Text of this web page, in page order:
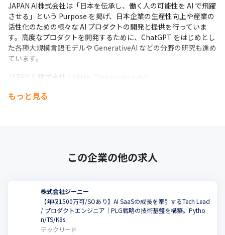
JAPAN AI株式会社は「日本を伝承し、働く人の可能性を AI で飛躍
させる」という Purpose を掲げ、日本企業の生産性向上や産業の
活性化のための様々な AI プロダクトの開発と提供を行っていま
す。高度なプロダクトを開発するために、ChatGPT をはじめとし
た各種大規模言語モデルや GenerativeAI などの分野の研究も進め
ています。
JAPAN AI株式会社：https://japan-ai.co.jp/
もっと見る
この企業の他の求人
株式会社ジーニー
【年収1500万可/SOあり】AI SaaSの成長を牽引するTech Lead
/ プロダクトエンジニア｜PLG戦略の技術基盤を構築。Pytho
n/TS/K8s
テックリード